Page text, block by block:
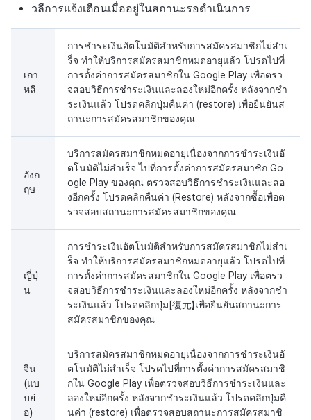
วลีการแจ้งเตือนเมื่ออยู่ในสถานะรอดำเนินการ
เกา
หลี
การชำระเงินอัตโนมัติสำหรับการสมัครสมาชิกไม่สำเ
ร็จ ทำให้บริการสมัครสมาชิกหมดอายุแล้ว โปรดไปที่
การตั้งค่าการสมัครสมาชิกใน Google Play เพื่อตรว
จสอบวิธีการชำระเงินและลองใหม่อีกครั้ง หลังจากชำ
ระเงินแล้ว โปรดคลิกปุ่มคืนค่า (restore) เพื่อยืนยันส
ถานะการสมัครสมาชิกของคุณ
อังก
ฤษ
บริการสมัครสมาชิกหมดอายุเนื่องจากการชำระเงินอั
ตโนมัติไม่สำเร็จ ไปที่การตั้งค่าการสมัครสมาชิก Go
ogle Play ของคุณ ตรวจสอบวิธีการชำระเงินและลอ
งอีกครั้ง โปรดคลิกคืนค่า (Restore) หลังจากซื้อเพื่อต
รวจสอบสถานะการสมัครสมาชิกของคุณ
ญี่ปุ่
น
การชำระเงินอัตโนมัติสำหรับการสมัครสมาชิกไม่สำเ
ร็จ ทำให้บริการสมัครสมาชิกหมดอายุแล้ว โปรดไปที่
การตั้งค่าการสมัครสมาชิกใน Google Play เพื่อตรว
จสอบวิธีการชำระเงินและลองใหม่อีกครั้ง หลังจากชำ
ระเงินแล้ว โปรดคลิกปุ่ม【復元】เพื่อยืนยันสถานะการ
สมัครสมาชิกของคุณ
จีน
(แบ
บย่
อ)
บริการสมัครสมาชิกหมดอายุเนื่องจากการชำระเงินอั
ตโนมัติไม่สำเร็จ โปรดไปที่การตั้งค่าการสมัครสมาชิ
กใน Google Play เพื่อตรวจสอบวิธีการชำระเงินและ
ลองใหม่อีกครั้ง หลังจากชำระเงินแล้ว โปรดคลิกปุ่มคื
นค่า (restore) เพื่อตรวจสอบสถานะการสมัครสมาชิ